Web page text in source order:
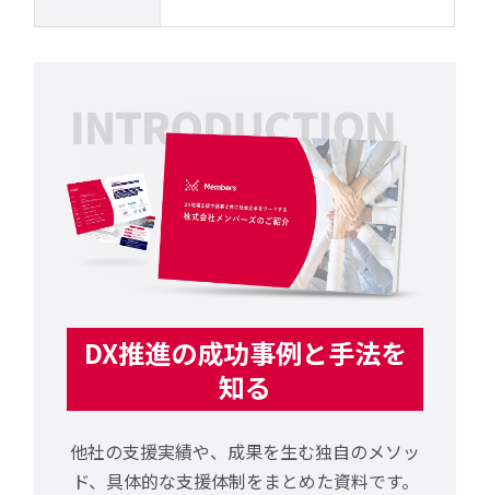
DX推進の成功事例と手法を
知る
他社の支援実績や、成果を生む独自のメソッ
ド、 具体的な支援体制をまとめた資料です。